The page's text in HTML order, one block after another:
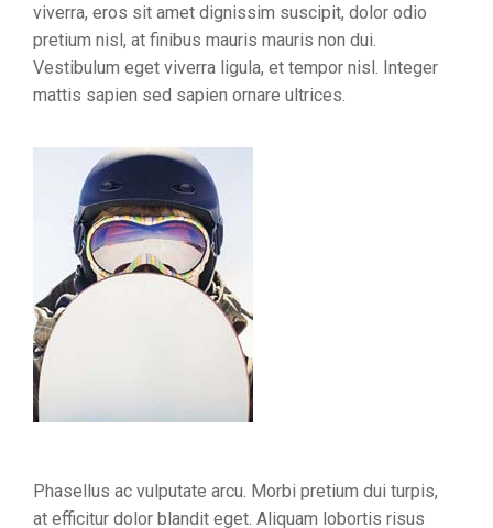
viverra, eros sit amet dignissim suscipit, dolor odio
pretium nisl, at finibus mauris mauris non dui.
Vestibulum eget viverra ligula, et tempor nisl. Integer
mattis sapien sed sapien ornare ultrices.
Phasellus ac vulputate arcu. Morbi pretium dui turpis,
at efficitur dolor blandit eget. Aliquam lobortis risus